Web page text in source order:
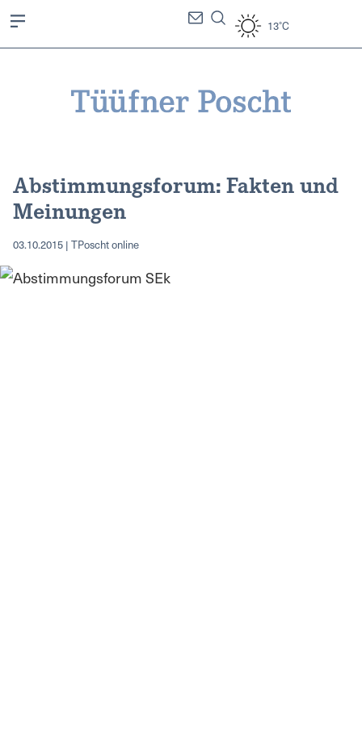
13°C
Abstimmungsforum: Fakten und
Meinungen
03.10.2015 | TPoscht online